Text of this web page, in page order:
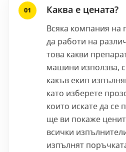
Каква е цената?
Всяка компания
да работи на
това какви
машини използва,
какъв екип
като изберете
които искате да се
ще ви покаже
всички
изпълнят